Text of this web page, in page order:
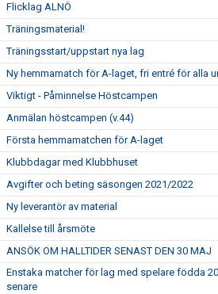
Flicklag ALNÖ
Träningsmaterial!
Träningsstart/uppstart nya lag
Ny hemmamatch för A-laget, fri entré för alla
Viktigt - Påminnelse Höstcampen
Anmälan höstcampen (v.44)
Första hemmamatchen för A-laget
Klubbdagar med Klubbhuset
Avgifter och beting säsongen 2021/2022
Ny leverantör av material
Kallelse till årsmöte
ANSÖK OM HALLTIDER SENAST DEN 30 MAJ
Enstaka matcher för lag med spelare födda
senare